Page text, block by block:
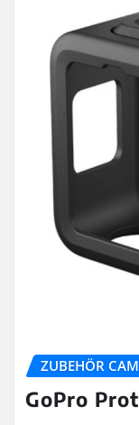
ZUBEHÖR
GoPro